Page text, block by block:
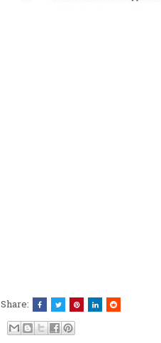
Share: